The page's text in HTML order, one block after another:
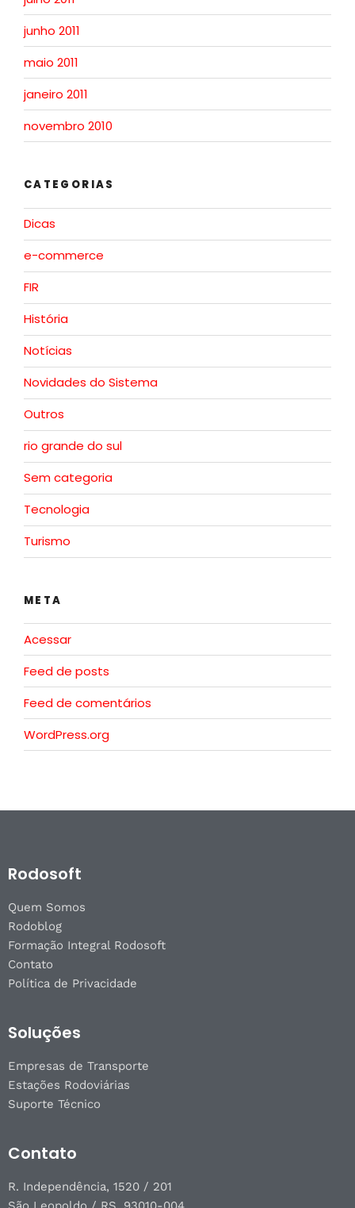
junho 2011
maio 2011
janeiro 2011
novembro 2010
CATEGORIAS
Dicas
e-commerce
FIR
História
Notícias
Novidades do Sistema
Outros
rio grande do sul
Sem categoria
Tecnologia
Turismo
META
Acessar
Feed de posts
Feed de comentários
WordPress.org
Rodosoft
Quem Somos
Rodoblog
Formação Integral Rodosoft
Contato
Política de Privacidade
Soluções
Empresas de Transporte
Estações Rodoviárias
Suporte Técnico
Contato
R. Independência, 1520 / 201